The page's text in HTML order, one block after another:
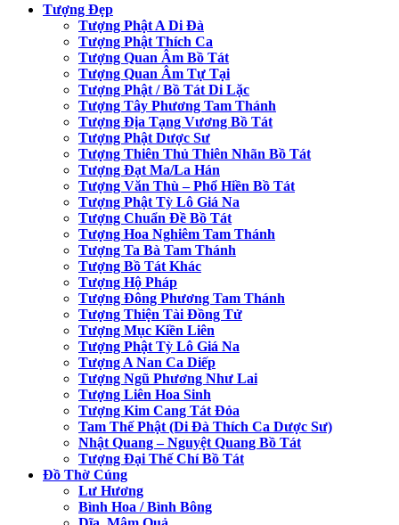
Tượng Đẹp
Tượng Phật A Di Đà
Tượng Phật Thích Ca
Tượng Quan Âm Bồ Tát
Tượng Quan Âm Tự Tại
Tượng Phật / Bồ Tát Di Lặc
Tượng Tây Phương Tam Thánh
Tượng Địa Tạng Vương Bồ Tát
Tượng Phật Dược Sư
Tượng Thiên Thủ Thiên Nhãn Bồ Tát
Tượng Đạt Ma/La Hán
Tượng Văn Thù – Phổ Hiền Bồ Tát
Tượng Phật Tỳ Lô Giá Na
Tượng Chuẩn Đề Bồ Tát
Tượng Hoa Nghiêm Tam Thánh
Tượng Ta Bà Tam Thánh
Tượng Bồ Tát Khác
Tượng Hộ Pháp
Tượng Đông Phương Tam Thánh
Tượng Thiện Tài Đồng Tử
Tượng Mục Kiền Liên
Tượng Phật Tỳ Lô Giá Na
Tượng A Nan Ca Diếp
Tượng Ngũ Phương Như Lai
Tượng Liên Hoa Sinh
Tượng Kim Cang Tát Đỏa
Tam Thế Phật (Di Đà Thích Ca Dược Sư)
Nhật Quang – Nguyệt Quang Bồ Tát
Tượng Đại Thế Chí Bồ Tát
Đồ Thờ Cúng
Lư Hương
Bình Hoa / Bình Bông